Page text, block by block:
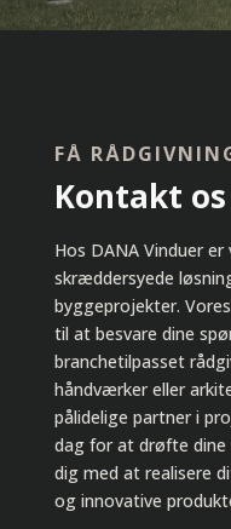
FÅ
Kontakt
Hos DANA Vinduer
skræddersyede
byggeprojekter.
til at besvare dine
branchetilpasset
håndværker eller
pålidelige partner i
dag for at drøfte dine
dig med at realisere
og innovative